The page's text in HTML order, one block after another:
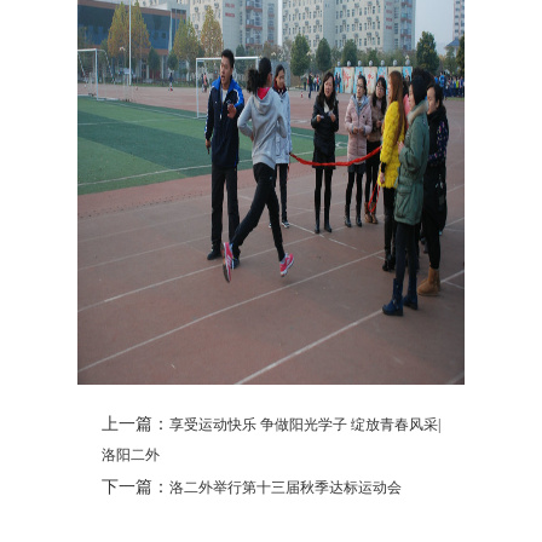
上一篇： 享受运动快乐 争做阳光学子 绽放青春风采|
洛阳二外
下一篇： 洛二外举行第十三届秋季达标运动会